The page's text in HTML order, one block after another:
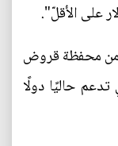
"إيد داتا" أن تكون "80% من محفظة قروض
حاليًا دولًا